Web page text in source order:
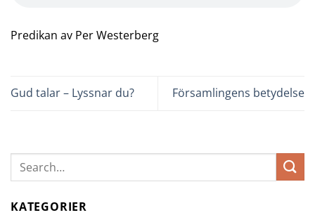
Predikan av Per Westerberg
Gud talar – Lyssnar du? Församlingens betydelse
KATEGORIER